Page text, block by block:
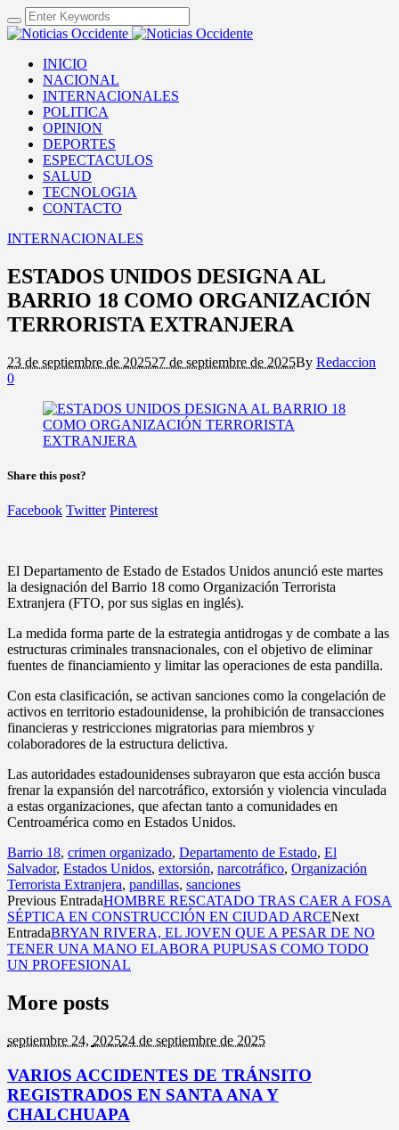
INICIO
NACIONAL
INTERNACIONALES
POLITICA
OPINION
DEPORTES
ESPECTACULOS
SALUD
TECNOLOGIA
CONTACTO
INTERNACIONALES
ESTADOS UNIDOS DESIGNA AL
BARRIO 18 COMO ORGANIZACIÓN
TERRORISTA EXTRANJERA
23 de septiembre de 202527 de septiembre de 2025By Redaccion
0
Share this post?
Facebook Twitter Pinterest
El Departamento de Estado de Estados Unidos anunció este martes
la designación del Barrio 18 como Organización Terrorista
Extranjera (FTO, por sus siglas en inglés).
La medida forma parte de la estrategia antidrogas y de combate a las
estructuras criminales transnacionales, con el objetivo de eliminar
fuentes de financiamiento y limitar las operaciones de esta pandilla.
Con esta clasificación, se activan sanciones como la congelación de
activos en territorio estadounidense, la prohibición de transacciones
financieras y restricciones migratorias para miembros y
colaboradores de la estructura delictiva.
Las autoridades estadounidenses subrayaron que esta acción busca
frenar la expansión del narcotráfico, extorsión y violencia vinculada
a estas organizaciones, que afectan tanto a comunidades en
Centroamérica como en Estados Unidos.
Barrio 18, crimen organizado, Departamento de Estado, El
Salvador, Estados Unidos, extorsión, narcotráfico, Organización
Terrorista Extranjera, pandillas, sanciones
Previous EntradaHOMBRE RESCATADO TRAS CAER A FOSA
SÉPTICA EN CONSTRUCCIÓN EN CIUDAD ARCENext
EntradaBRYAN RIVERA, EL JOVEN QUE A PESAR DE NO
TENER UNA MANO ELABORA PUPUSAS COMO TODO
UN PROFESIONAL
More posts
septiembre 24, 202524 de septiembre de 2025
VARIOS ACCIDENTES DE TRÁNSITO
REGISTRADOS EN SANTA ANA Y
CHALCHUAPA